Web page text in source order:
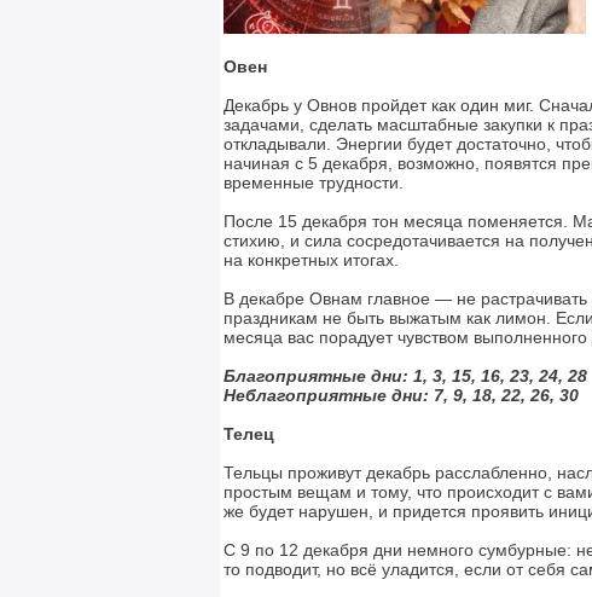
Овен
Декабрь у Овнов пройдет как один миг.
задачами, сделать масштабные закупки к
откладывали. Энергии будет достаточно,
начиная с 5 декабря, возможно, появятся
временные трудности.
После 15 декабря тон месяца поменяется.
стихию, и сила сосредотачивается на
на конкретных итогах.
В декабре Овнам главное — не
праздникам не быть выжатым как лимон.
месяца вас порадует чувством выполненного
Благоприятные дни: 1, 3, 15, 16, 23, 24, 28
Неблагоприятные дни: 7, 9, 18, 22, 26, 30
Телец
Тельцы проживут декабрь расслабленно,
простым вещам и тому, что происходит с
же будет нарушен, и придется проявить
С 9 по 12 декабря дни немного сумбурные:
то подводит, но всё уладится, если от себя